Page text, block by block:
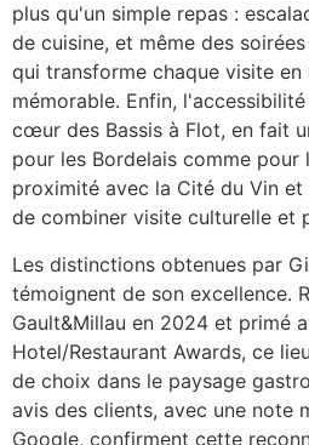
plus qu'un simple repas :
de cuisine, et même des
qui transforme chaque visite en
mémorable. Enfin,
cœur des Bassis à Flot, en fait
pour les Bordelais comme pour
proximité avec la Cité du Vin
de combiner visite culturelle et
Les distinctions obtenues par
témoignent de son excellence.
Gault&Millau en 2024 et primé
Hotel/Restaurant Awards, ce
de choix dans le paysage
avis des clients, avec une note
Google, confirment cette